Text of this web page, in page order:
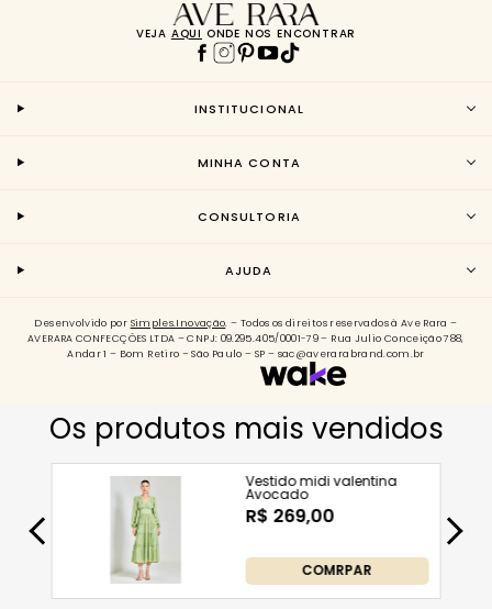
VEJA AQUI ONDE NOS ENCONTRAR
INSTITUCIONAL
MINHA CONTA
CONSULTORIA
AJUDA
Desenvolvido por Simples.Inovação. – Todos os direitos reservados à Ave Rara –
AVERARA CONFECÇÕES LTDA – CNPJ: 09.295.405/0001-79 – Rua Julio Conceição 788,
Andar 1 – Bom Retiro – São Paulo – SP – sac@averarabrand.com.br